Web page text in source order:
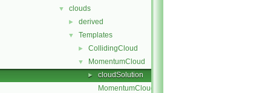
▼ clouds
► derived
▼ Templates
► CollidingCloud
▼ MomentumCloud
►
cloudSolution
MomentumCloud.C